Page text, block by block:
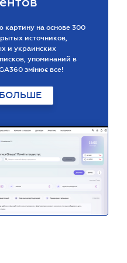
картину на основе 300
источников,
и украинских
упоминаний в
змінює все!